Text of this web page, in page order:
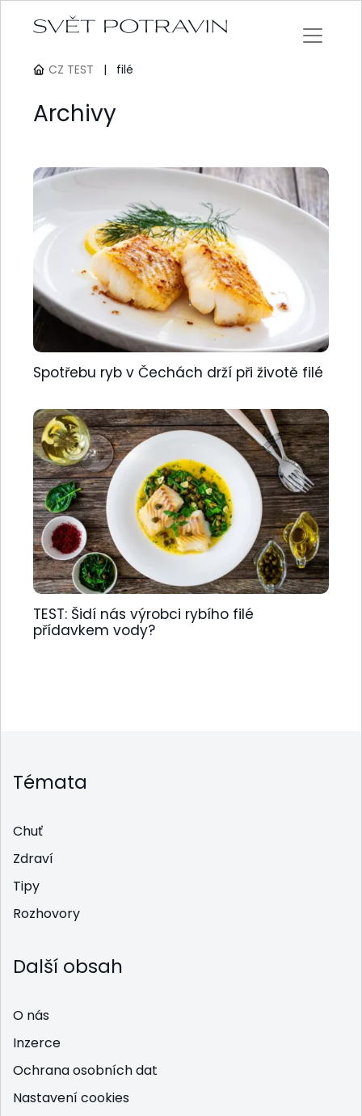
CZ TEST | filé
Archivy
Spotřebu ryb v Čechách drží při životě filé
TEST: Šidí nás výrobci rybího filé
přídavkem vody?
Témata
Chuť
Zdraví
Tipy
Rozhovory
Další obsah
O nás
Inzerce
Ochrana osobních dat
Nastavení cookies